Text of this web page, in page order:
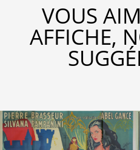
VOUS
AFFICHE,